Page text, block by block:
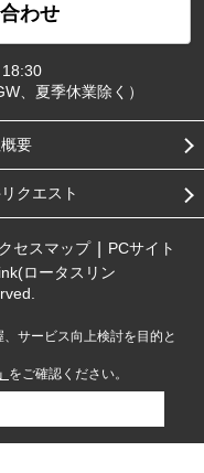
わせ
、夏季休業除く）
要
クエスト
セスマップ
PCサイト
ロータスリン
サービス向上検討を目的と
をご確認ください。